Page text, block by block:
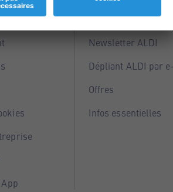
Points ALDI
Newsletter ALDI
Dépliant ALDI par
Offres
Infos essentielles